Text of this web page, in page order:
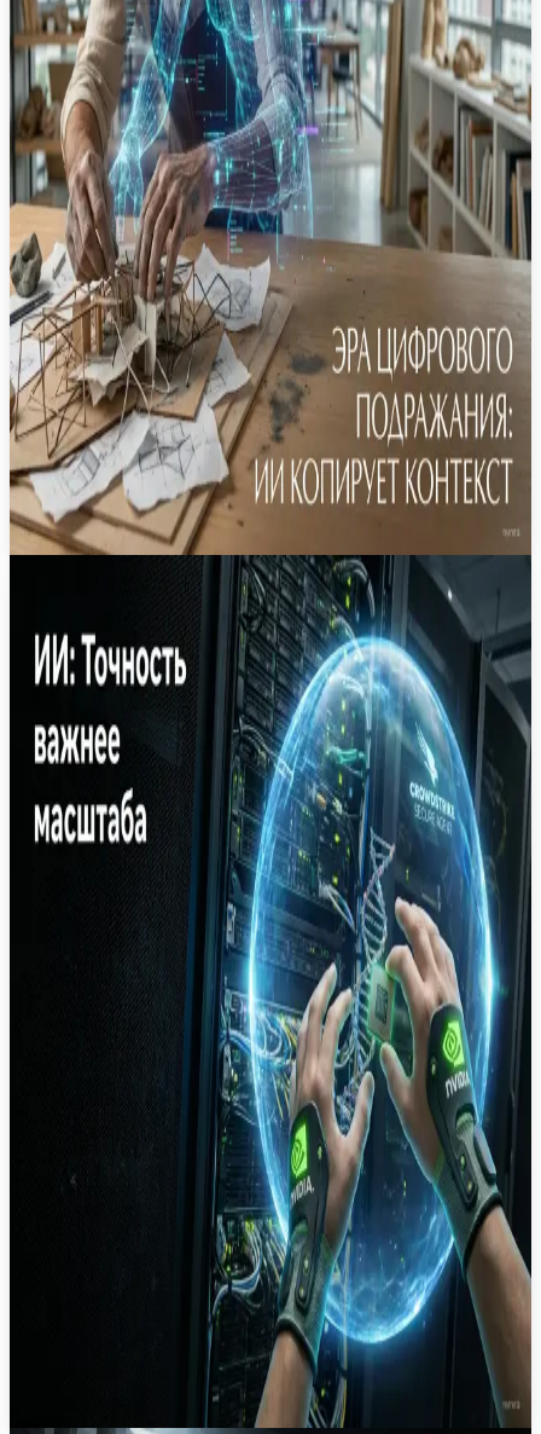
мин
23 июн.
NVIDIA представила набор инструментов
для создания специализированных
корпоративных ИИ-агентов
Платформа NVIDIA Agent Toolkit предлагает
модульную архитектуру для разработки и
безопасного развертывания отраслевых
цифровых помощников, интегрированных в
рабочие процессы компаний.
AI Agents Enterprise AI Автоматизация